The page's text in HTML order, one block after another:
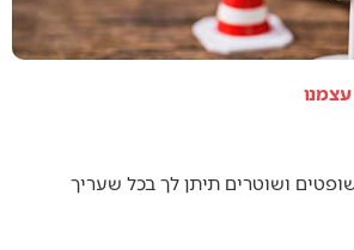
ושוטרים תיתן לך בכל שעריך